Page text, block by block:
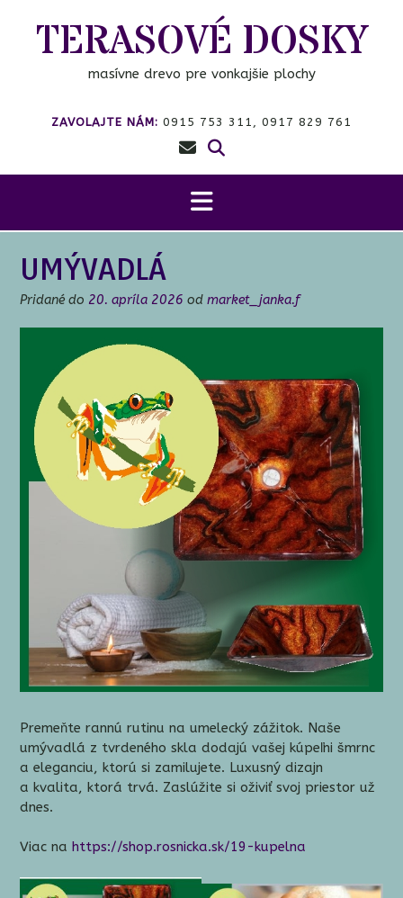
TERASOVÉ DOSKY
masívne drevo pre vonkajšie plochy
ZAVOLAJTE NÁM: 0915 753 311, 0917 829 761
UMÝVADLÁ
Pridané do 20. apríla 2026 od market_janka.f
Premeňte rannú rutinu na umelecký zážitok. Naše
umývadlá z tvrdeného skla dodajú vašej kúpeľni šmrnc
a eleganciu, ktorú si zamilujete. Luxusný dizajn
a kvalita, ktorá trvá. Zaslúžite si oživiť svoj priestor už
dnes.
Viac na https://shop.rosnicka.sk/19-kupelna